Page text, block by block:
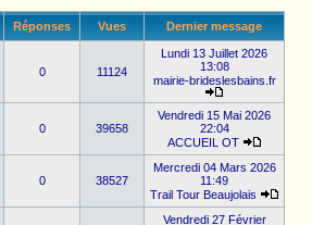
Réponses Vues Dernier message
0 11124
Lundi 13 Juillet 2026
13:08
mairie-brideslesbains.fr
0 39658
Vendredi 15 Mai 2026
22:04
ACCUEIL OT
0 38527
Mercredi 04 Mars 2026
11:49
Trail Tour Beaujolais
Vendredi 27 Février